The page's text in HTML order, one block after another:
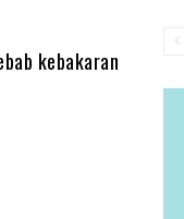
kebakaran